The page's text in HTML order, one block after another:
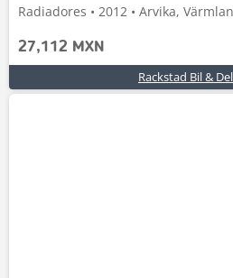
Radiadores • 2012 • Arvika,
27,112 MXN
Rackstad Bil &